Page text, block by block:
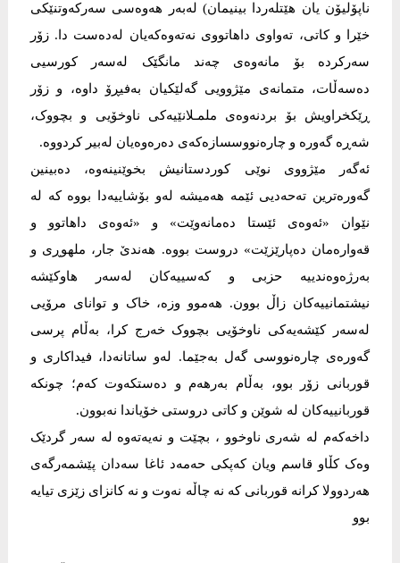
ناپۆلیۆن یان هێتلەردا بینیمان) لەبەر هەوەسی سەرکەوتنێکی
خێرا و کاتی، تەواوی داهاتووی نەتەوەکەیان لەدەست دا. زۆر
سەرکردە بۆ مانەوەی چەند مانگێک لەسەر کورسیی
دەسەڵات، متمانەی مێژوویی گەلێکیان بەفیڕۆ داوە، و زۆر
ڕێکخراویش بۆ بردنەوەی ملمـلانێیەکی ناوخۆیی و بچووک،
شەڕە گەورە و چارەنووسسازەکەی دەرەوەیان لەبیر کردووە.
ئەگەر مێژووی نوێی کوردستانیش بخوێنینەوە، دەبینین
گەورەترین تەحەدیی ئێمە هەمیشە لەو بۆشاییەدا بووە کە لە
نێوان «ئەوەی ئێستا دەمانەوێت» و «ئەوەی داهاتوو و
قەوارەمان دەپارێزێت» دروست بووە. هەندێ جار، ملهوڕی و
بەرژەوەندییە حزبی و کەسییەکان لەسەر هاوکێشە
نیشتمانییەکان زاڵ بوون. هەموو وزە، خاک و توانای مرۆیی
لەسەر کێشەیەکی ناوخۆیی بچووک خەرج کرا، بەڵام پرسی
گەورەی چارەنووسی گەل بەجێما. لەو ساتانەدا، فیداکاری و
قوربانی زۆر بوو، بەڵام بەرهەم و دەستکەوت کەم؛ چونکە
قوربانییەکان لە شوێن و کاتی دروستی خۆیاندا نەبوون.
داخەکەم لە شەری ناوخوو ، بچێت و نەیەتەوە لە سەر گردێک
وەک کڵاو قاسم ویان کەپکی حەمەد ئاغا سەدان پێشمەرگەی
هەردوولا کرانە قوربانی کە نە چاڵە نەوت و نە کانزای زێزی تیایە
بوو